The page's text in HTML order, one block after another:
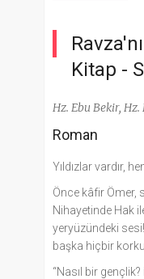
Kitap -
Hz. Ebu Bekir,
Roman
Yıldızlar vardır,
Önce kâfir Ömer,
Nihayetinde Hak
yeryüzündeki
başka hiçbir
“Nasıl bir